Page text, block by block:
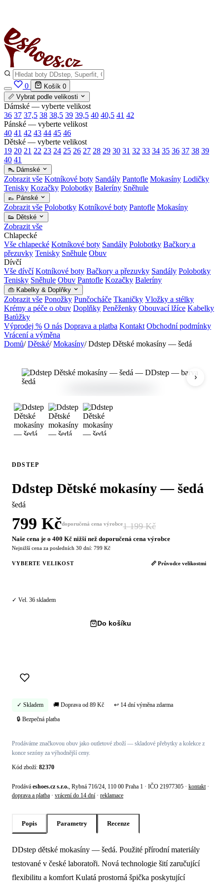
0 Košík 0
📏 Vybrat podle velikosti
Dámské — vyberte velikost
36 37 37,5 38 38,5 39 39,5 40 40,5 41 42
Pánské — vyberte velikost
40 41 42 43 44 45 46
Dětské — vyberte velikost
19 20 21 22 23 24 25 26 27 28 29 30 31 32 33 34 35 36 37 38 39
40 41
👠 Dámské
Zobrazit vše Kotníkové boty Sandály Pantofle Mokasíny Lodičky
Tenisky Kozačky Polobotky Baleríny Sněhule
👞 Pánské
Zobrazit vše Polobotky Kotníkové boty Pantofle Mokasíny
👟 Dětské
Zobrazit vše
Chlapecké
Vše chlapecké Kotníkové boty Sandály Polobotky Bačkory a
přezuvky Tenisky Sněhule Obuv
Dívčí
Vše dívčí Kotníkové boty Bačkory a přezuvky Sandály Polobotky
Tenisky Sněhule Obuv Pantofle Kozačky Baleríny
👜 Kabelky & Doplňky
Zobrazit vše Ponožky Punčocháče Tkaničky Vložky a stélky
Krémy a péče o obuv Doplňky Peněženky Obouvací lžíce Kabelky
Batůžky
Výprodej % O nás Doprava a platba Kontakt Obchodní podmínky
Vrácení a výměna
Domů/ Dětské/ Mokasíny/ Ddstep Dětské mokasíny — šedá
›
DDSTEP
Ddstep Dětské mokasíny — šedá
šedá
799 Kčdoporučená cena výrobce1 199 Kč
Naše cena je o 400 Kč nižší než doporučená cena výrobce
Nejnižší cena za posledních 30 dní: 799 Kč
VYBERTE VELIKOST 📏 Průvodce velikostmi
✓ Vel. 36 skladem
Do košíku
✓ Skladem 🚚 Doprava od 89 Kč ↩ 14 dní výměna zdarma
🔒 Bezpečná platba
Prodáváme značkovou obuv jako outletové zboží — skladové přebytky a kolekce z
konce sezóny za výhodnější ceny.
Kód zboží: 82370
Prodává eshoes.cz s.r.o. , Rybná 716/24, 110 00 Praha 1 · IČO 21977305 · kontakt ·
doprava a platba · vrácení do 14 dní · reklamace
Popis Parametry Recenze
Popis produktu Ddstep Dětské mokasíny
DDstep dětské mokasíny — šedá. Použité přírodní materiály
testované v české laboratoři. Nová technologie šití zaručující
flexibilitu a komfort Kulatá prostorná špička poskytující